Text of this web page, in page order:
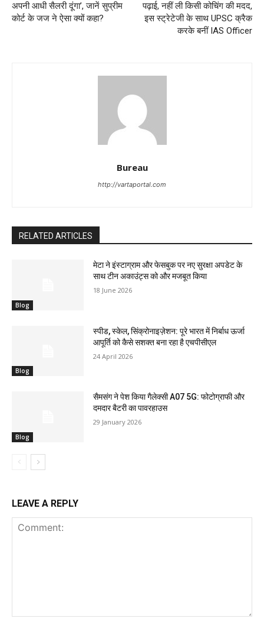
अपनी आधी सैलरी दूंगा’, जानें सुप्रीम
कोर्ट के जज ने ऐसा क्यों कहा?
पढ़ाई, नहीं ली किसी कोचिंग की मदद,
इस स्ट्रेटेजी के साथ UPSC क्रैक
करके बनीं IAS Officer
Bureau
http://vartaportal.com
RELATED ARTICLES
Blog
मेटा ने इंस्टाग्राम और फेसबुक पर नए सुरक्षा अपडेट के
साथ टीन अकाउंट्स को और मजबूत किया
18 June 2026
Blog
स्पीड, स्केल, सिंक्रोनाइज़ेशन: पूरे भारत में निर्बाध ऊर्जा
आपूर्ति को कैसे सशक्त बना रहा है एचपीसीएल
24 April 2026
Blog
सैमसंग ने पेश किया गैलेक्सी A07 5G: फोटोग्राफी और
दमदार बैटरी का पावरहाउस
29 January 2026
LEAVE A REPLY